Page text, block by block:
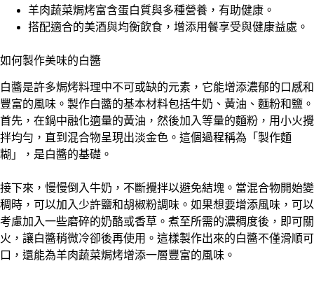
羊肉蔬菜焗烤富含蛋白質與多種營養，有助健康。
搭配適合的美酒與均衡飲食，增添用餐享受與健康益處。
如何製作美味的白醬
白醬是許多焗烤料理中不可或缺的元素，它能增添濃郁的口感和
豐富的風味。製作白醬的基本材料包括牛奶、黃油、麵粉和鹽。
首先，在鍋中融化適量的黃油，然後加入等量的麵粉，用小火攪
拌均勻，直到混合物呈現出淡金色。這個過程稱為「製作麵
糊」，是白醬的基礎。
接下來，慢慢倒入牛奶，不斷攪拌以避免結塊。當混合物開始變
稠時，可以加入少許鹽和胡椒粉調味。如果想要增添風味，可以
考慮加入一些磨碎的奶酪或香草。煮至所需的濃稠度後，即可關
火，讓白醬稍微冷卻後再使用。這樣製作出來的白醬不僅滑順可
口，還能為羊肉蔬菜焗烤增添一層豐富的風味。